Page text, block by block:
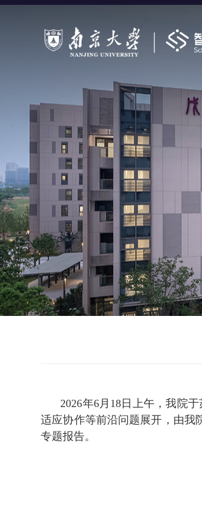
2026年6月18日上午，我院
适应协作等前沿问题展开，由我
专题报告。